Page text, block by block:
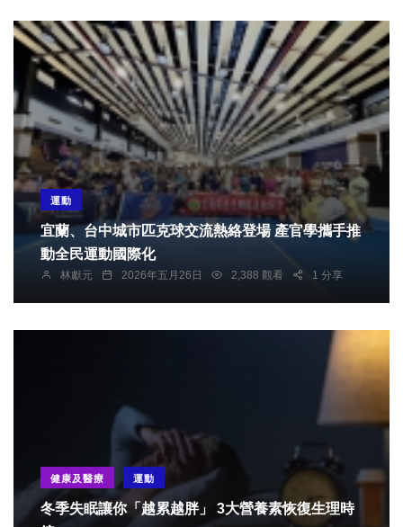
運動
宜蘭、台中城市匹克球交流熱絡登場 產官學攜手推
動全民運動國際化
林獻元 2026年五月26日 2,388 觀看 1 分享
健康及醫療 運動
冬季失眠讓你「越累越胖」 3大營養素恢復生理時